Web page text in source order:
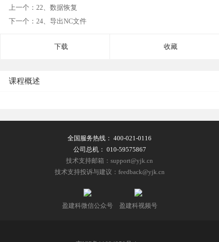
上一个：22、数据恢复
下一个：24、导出NC文件
下载 收藏
课程概述
全国服务热线： 400-021-0116
公司总机： 010-59575867
技术支持邮箱：support@yjk.cn
技术支持投诉与建议：feedback@yjk.cn
盈建科微信公众号 盈建科视频号